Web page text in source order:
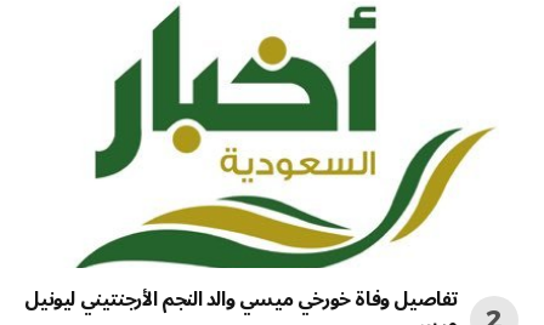
تفاصيل وفاة خورخي ميسي والد النجم الأرجنتيني ليونيل